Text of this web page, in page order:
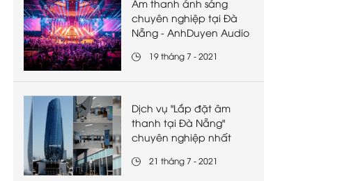
Âm thanh ánh sáng
chuyên nghiệp tại Đà
Nẵng - AnhDuyen Audio
19 tháng 7 - 2021
Dịch vụ "Lắp đặt âm
thanh tại Đà Nẵng"
chuyên nghiệp nhất
21 tháng 7 - 2021